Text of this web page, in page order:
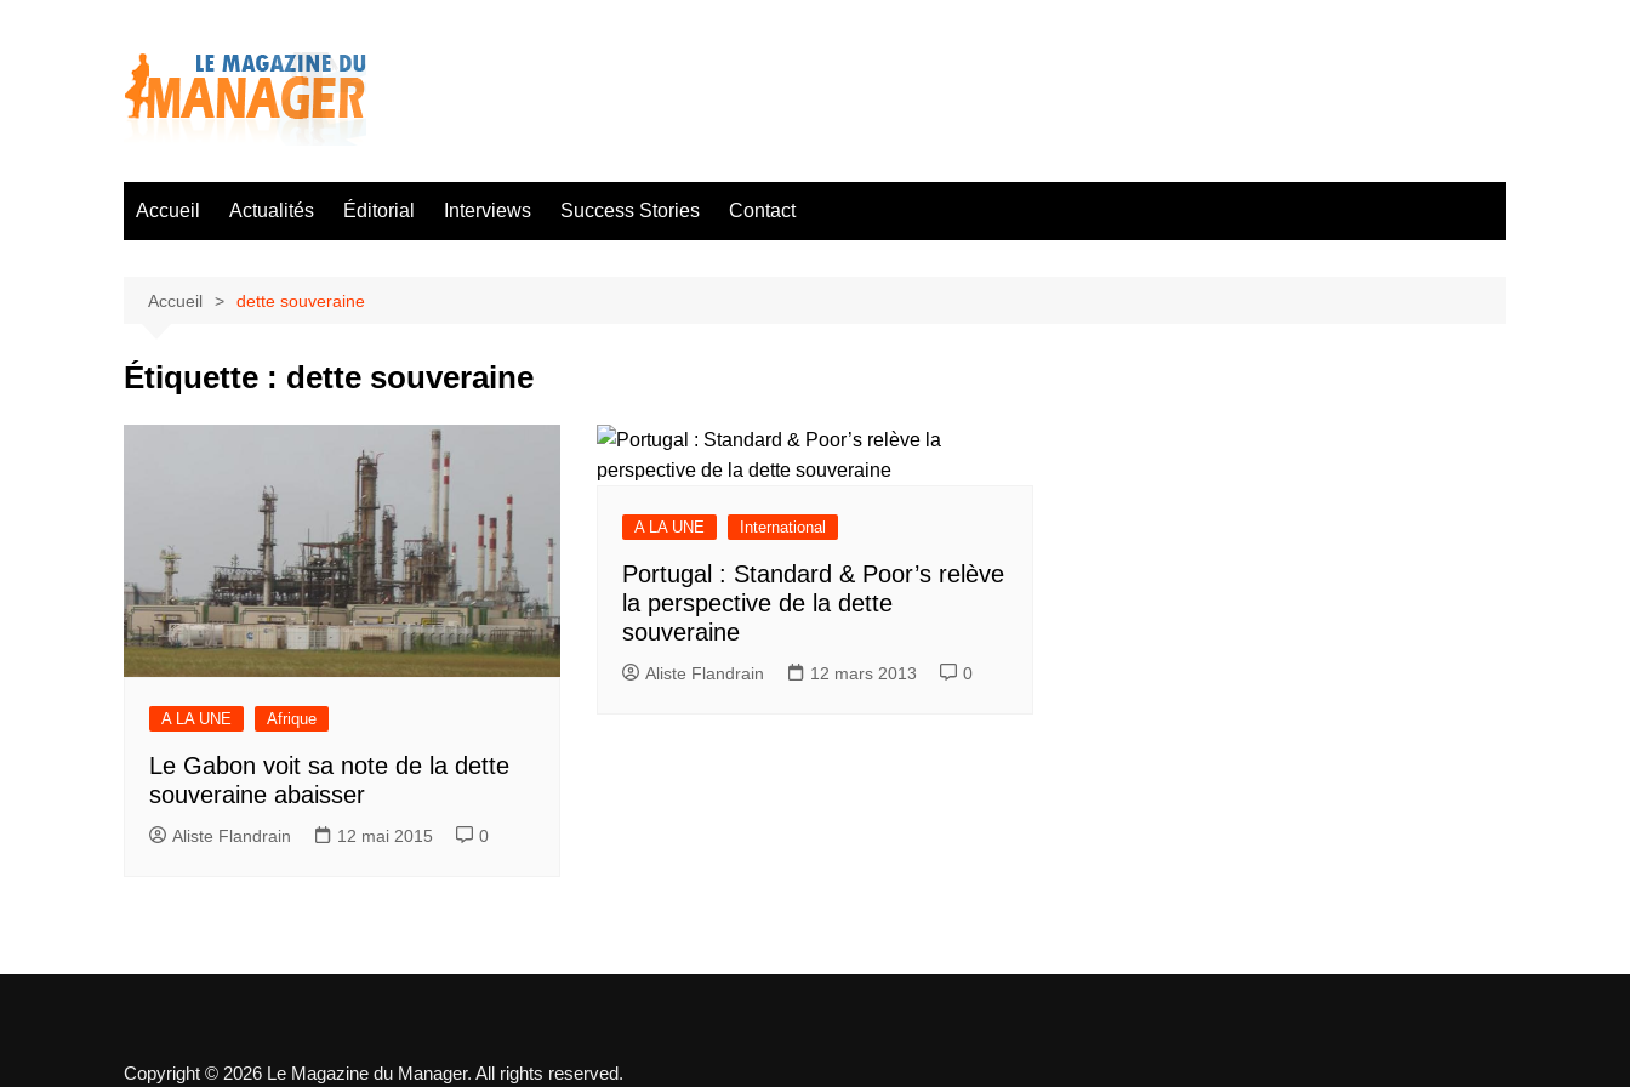
Accueil Actualités Éditorial Interviews Success Stories Contact
Accueil dette souveraine
Étiquette : dette souveraine
A LA UNE Afrique
Le Gabon voit sa note de la dette
souveraine abaisser
Aliste Flandrain 12 mai 2015 0
A LA UNE International
Portugal : Standard & Poor’s relève
la perspective de la dette
souveraine
Aliste Flandrain 12 mars 2013 0
Copyright © 2026 Le Magazine du Manager. All rights reserved.